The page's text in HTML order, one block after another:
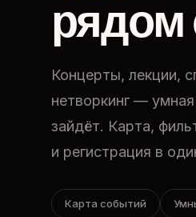
рядом
Концерты, лекции,
нетворкинг —
зайдёт. Карта,
и регистрация в
Карта событий